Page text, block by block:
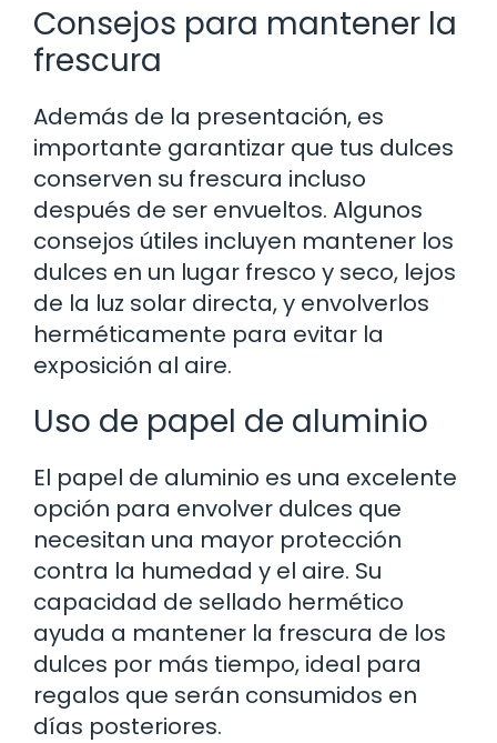
Consejos para mantener la
frescura
Además de la presentación, es
importante garantizar que tus dulces
conserven su frescura incluso
después de ser envueltos. Algunos
consejos útiles incluyen mantener los
dulces en un lugar fresco y seco, lejos
de la luz solar directa, y envolverlos
herméticamente para evitar la
exposición al aire.
Uso de papel de aluminio
El papel de aluminio es una excelente
opción para envolver dulces que
necesitan una mayor protección
contra la humedad y el aire. Su
capacidad de sellado hermético
ayuda a mantener la frescura de los
dulces por más tiempo, ideal para
regalos que serán consumidos en
días posteriores.